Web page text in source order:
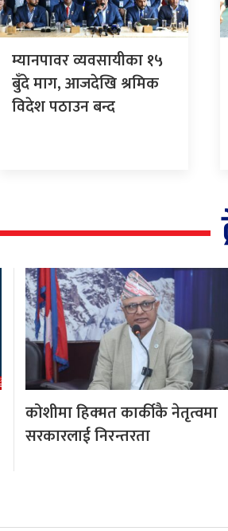
म्यानपावर व्यवसायीका १५
बुँदे माग, आजदेखि श्रमिक
विदेश पठाउन बन्द
कोशीमा हिक्मत कार्कीकै नेतृत्वमा
सरकारलाई निरन्तरता